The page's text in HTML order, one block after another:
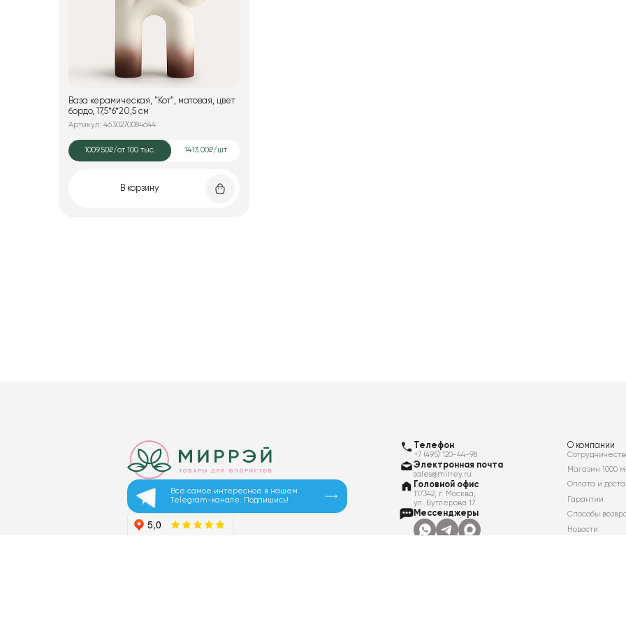
Ваза керамическая, "Кот", матовая, цвет
бордо, 17,5*6*20,5 см
Артикул: 4630270084644
1009.50₽/от 100 тыс. 1413.00₽/шт
В корзину
Все самое интересное в нашем
Telegram-канале. Подпишись!
Телефон
+7 (495) 120-44-98
Электронная почта
sales@mirrey.ru
Головной офис
117342, г. Москва,
ул. Бутлерова 17
Мессенджеры
О компании
Магазин 1000
Оплата и
Гарантии
Способы
Новости